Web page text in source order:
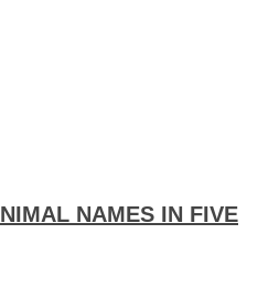
NAMES IN FIVE